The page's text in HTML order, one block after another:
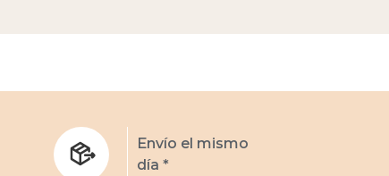
Envío el mismo
día *